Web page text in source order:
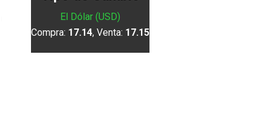
El Dólar (USD)
Compra: 17.14, Venta: 17.15